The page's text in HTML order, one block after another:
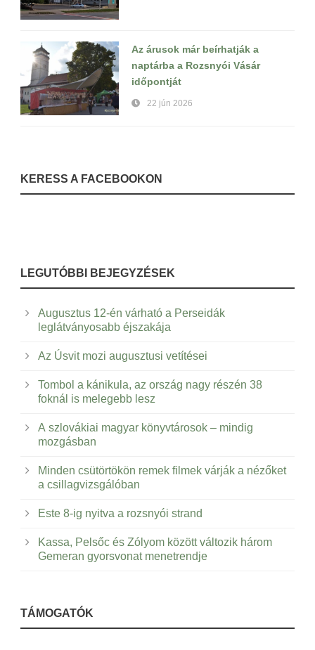
Az árusok már beírhatják a
naptárba a Rozsnyói Vásár
időpontját
22 jún 2026
KERESS A FACEBOOKON
LEGUTÓBBI BEJEGYZÉSEK
Augusztus 12-én várható a Perseidák
leglátványosabb éjszakája
Az Úsvit mozi augusztusi vetítései
Tombol a kánikula, az ország nagy részén 38
foknál is melegebb lesz
A szlovákiai magyar könyvtárosok – mindig
mozgásban
Minden csütörtökön remek filmek várják a nézőket
a csillagvizsgálóban
Este 8-ig nyitva a rozsnyói strand
Kassa, Pelsőc és Zólyom között változik három
Gemeran gyorsvonat menetrendje
TÁMOGATÓK